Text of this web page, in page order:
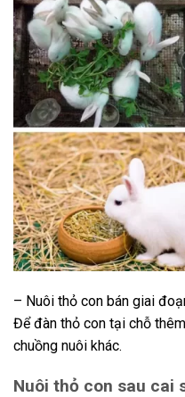
– Nuôi thỏ con bán giai
Để đàn thỏ con tại chỗ
chuồng nuôi khác.
Nuôi thỏ con sau cai